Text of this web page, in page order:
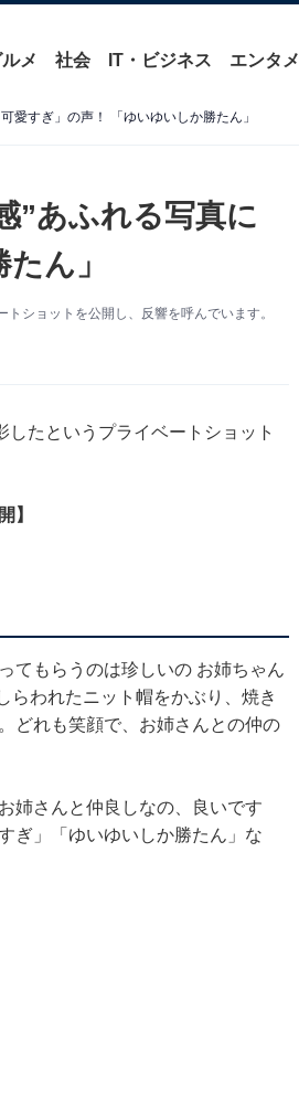
メ 社会 IT・ビジネス エンタメ
愛すぎ」の声！ 「ゆいゆいしか勝たん」
”あふれる写真に
ん」
ショットを公開し、反響を呼んでいます。
たというプライベートショット
】
てもらうのは珍しいの お姉ちゃん
らわれたニット帽をかぶり、焼き
どれも笑顔で、お姉さんとの仲の
姉さんと仲良しなの、良いです
ぎ」「ゆいゆいしか勝たん」な